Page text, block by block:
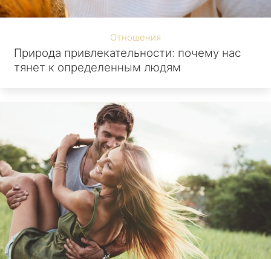
Отношения
Природа привлекательности: почему нас
тянет к определенным людям